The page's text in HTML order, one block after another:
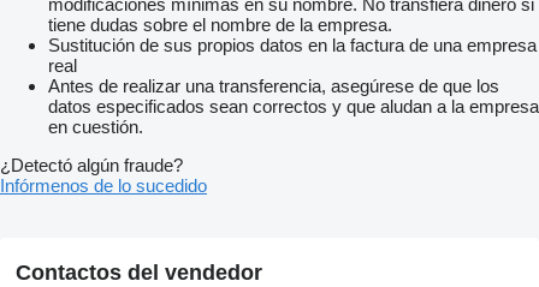
modificaciones mínimas en su nombre. No transfiera dinero si
tiene dudas sobre el nombre de la empresa.
Sustitución de sus propios datos en la factura de una empresa
real
Antes de realizar una transferencia, asegúrese de que los
datos especificados sean correctos y que aludan a la empresa
en cuestión.
¿Detectó algún fraude?
Infórmenos de lo sucedido
Contactos del vendedor